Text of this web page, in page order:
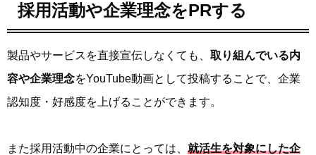
採用活動や企業理念をPRする
製品やサービスを直接宣伝しなくても、 取り組んでいる内
容や企業理念をYouTube動画として投稿することで、企業
認知度・好感度を上げることができます。
また採用活動中の企業にとっては、 就活生を対象にした企